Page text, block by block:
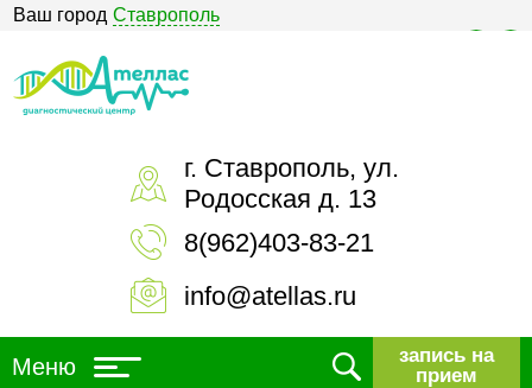
Ваш город Ставрополь
г. Ставрополь, ул.
Родосская д. 13
8(962)403-83-21
info@atellas.ru
Меню
запись на
прием